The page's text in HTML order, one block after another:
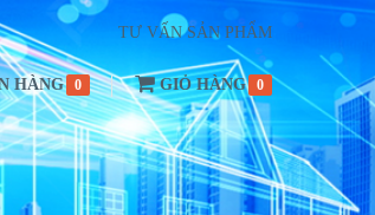
TƯ VẤN SẢN PHẨM
HÀNG 0 GIỎ HÀNG 0